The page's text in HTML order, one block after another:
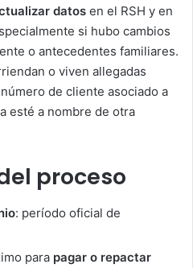
datos en el RSH y en
si hubo cambios
o antecedentes familiares.
o viven allegadas
de cliente asociado a
esté a nombre de otra
proceso
: período oficial de
para pagar o repactar